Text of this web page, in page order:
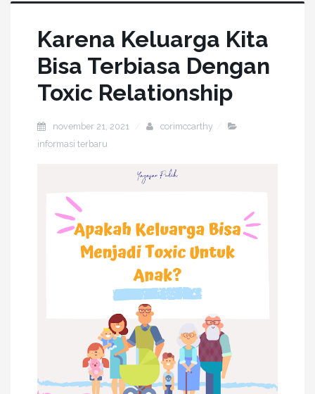
Karena Keluarga Kita
Bisa Terbiasa Dengan
Toxic Relationship
november 21, 2021
corimccarthy
informasi terbaru